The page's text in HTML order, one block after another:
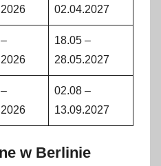
02.04.2027
18.05 –
28.05.2027
02.08 –
13.09.2027
w Berlinie